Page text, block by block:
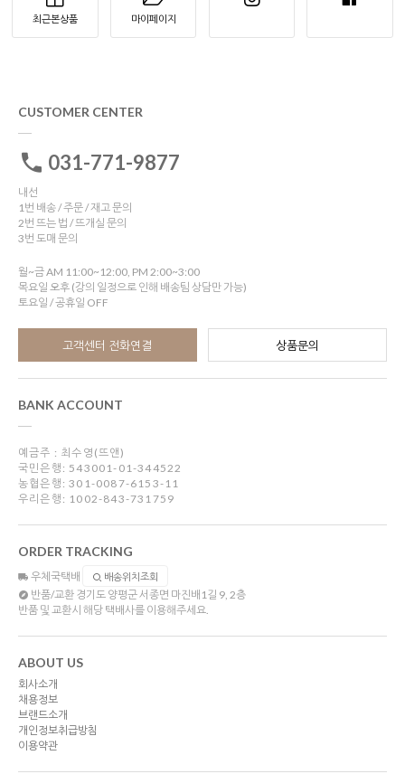
최근본상품 마이페이지
CUSTOMER CENTER
031-771-9877
내선
1번 배송 / 주문 / 재고 문의
2번 뜨는 법 / 뜨개실 문의
3번 도매 문의
월~금 AM 11:00~12:00, PM 2:00~3:00
목요일 오후 (강의 일정으로 인해 배송팀 상담만 가능)
토요일 / 공휴일 OFF
고객센터 전화연결 상품문의
BANK ACCOUNT
예금주 : 최수영(뜨앤)
국민은행: 543001-01-344522
농협은행: 301-0087-6153-11
우리은행: 1002-843-731759
ORDER TRACKING
우체국택배 배송위치조회
반품/교환 경기도 양평군 서종면 마진배1길 9, 2층
반품 및 교환시 해당 택배사를 이용해주세요.
ABOUT US
회사소개
채용정보
브랜드소개
개인정보취급방침
이용약관